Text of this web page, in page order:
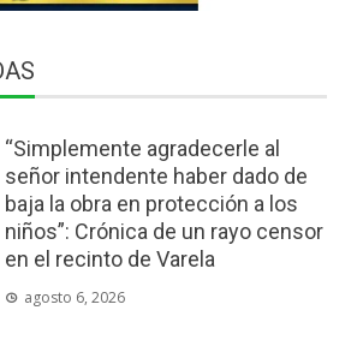
“Simplemente agradecerle al
señor intendente haber dado de
baja la obra en protección a los
niños”: Crónica de un rayo censor
en el recinto de Varela
agosto 6, 2026